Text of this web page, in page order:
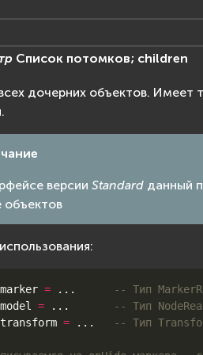
Список потомков; children
дочерних объектов. Имеет
версии Standard данный
объектов
marker = ...
-- Тип
model = ...
-- Тип
transform = ... -- Тип